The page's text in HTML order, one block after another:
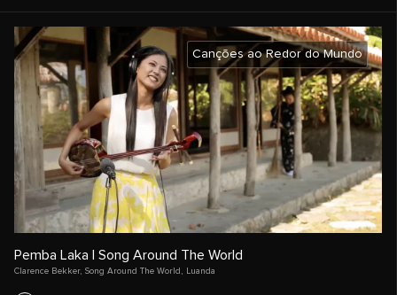
Canções ao Redor do Mundo
Pemba Laka | Song Around The World
Clarence Bekker, Song Around The World , Luanda